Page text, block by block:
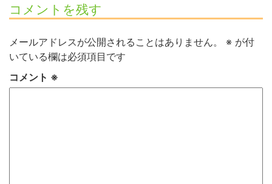
コメントを残す
メールアドレスが公開されることはありません。 ※ が付
いている欄は必須項目です
コメント ※